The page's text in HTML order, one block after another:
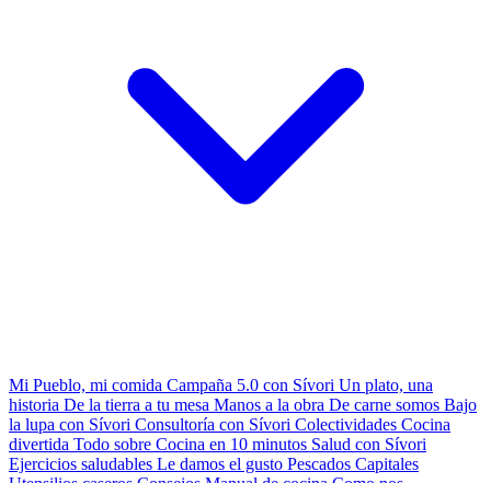
Mi Pueblo, mi comida Campaña 5.0 con Sívori Un plato, una
historia De la tierra a tu mesa Manos a la obra De carne somos Bajo
la lupa con Sívori Consultoría con Sívori Colectividades Cocina
divertida Todo sobre Cocina en 10 minutos Salud con Sívori
Ejercicios saludables Le damos el gusto Pescados Capitales